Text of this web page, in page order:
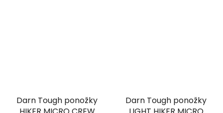
Darn Tough ponožky
Darn Tough ponožky